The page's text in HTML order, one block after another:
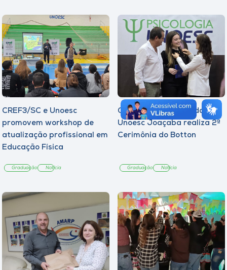
CREF3/SC e Unoesc
promovem workshop de
atualização profissional em
Educação Física
Graduação Notícia
Curso de Psicologia da
Unoesc Joaçaba realiza 2ª
Cerimônia do Botton
Graduação Notícia